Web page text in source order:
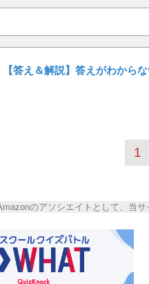
【答え＆解説】答えがわから
1
のアソシエイトとして、当サ